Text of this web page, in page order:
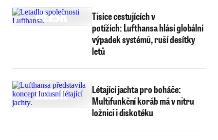
Tisíce cestujících v
potížích: Lufthansa hlásí globální
výpadek systémů, ruší desítky
letů
Létající jachta pro boháče:
Multifunkční koráb má v nitru
ložnici i diskotéku